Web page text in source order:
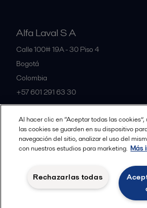
Alfa Laval S A
Calle 100# 19A - 30 Piso 4
Bogotá
Colombia
+57 601 291 63 30
All offices and partners
Política de Privacidad Alfa Laval
Condiciones y terminos
Al hacer clic en “Aceptar todas las
las cookies se guarden en su dispositivo
navegación del sitio, analizar el uso del
con nuestros estudios para marketing. Más
Rechazarlas todas